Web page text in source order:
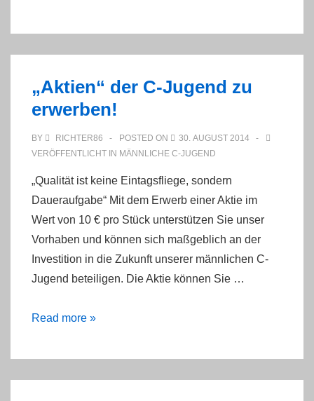
gegen
Wiedergutmachung
angesagt!
„Aktien“ der C-Jugend zu
erwerben!
BY RICHTER86 POSTED ON
30. AUGUST 2014
VERÖFFENTLICHT IN MÄNNLICHE C-JUGEND
„Qualität ist keine Eintagsfliege, sondern
Daueraufgabe“ Mit dem Erwerb einer Aktie im
Wert von 10 € pro Stück unterstützen Sie unser
Vorhaben und können sich maßgeblich an der
Investition in die Zukunft unserer männlichen C-
Jugend beteiligen. Die Aktie können Sie …
„Aktien“
C-
Read more »